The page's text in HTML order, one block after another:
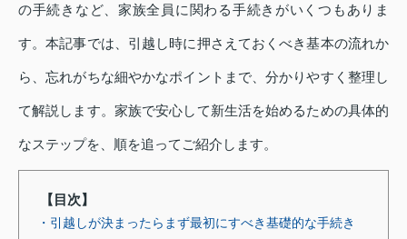
の手続きなど、家族全員に関わる手続きがいくつもありま
す。本記事では、引越し時に押さえておくべき基本の流れか
ら、忘れがちな細やかなポイントまで、分かりやすく整理し
て解説します。家族で安心して新生活を始めるための具体的
なステップを、順を追ってご紹介します。
【目次】
・引越しが決まったらまず最初にすべき基礎的な手続き